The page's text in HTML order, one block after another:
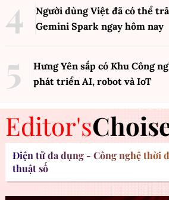
Người dùng Việt đã có thể
Gemini Spark ngay hôm nay
Hưng Yên sắp có Khu Công
phát triển AI, robot và IoT
Editor's
Điện tử đa dụng - Công nghệ thời
thuật số